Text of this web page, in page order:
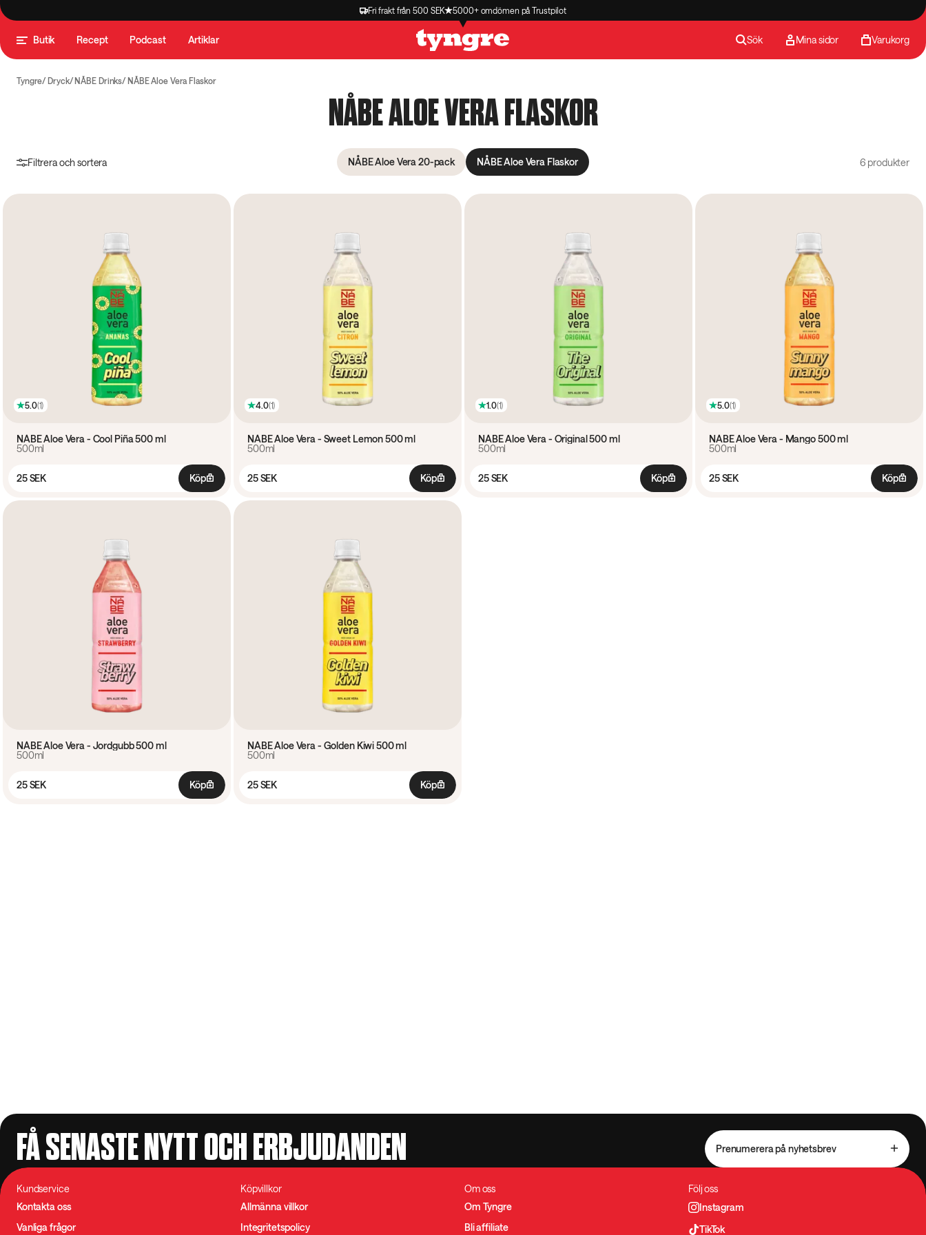
Fri frakt från 500 SEK 5000+ omdömen på Trustpilot
Butik Recept Podcast Artiklar Sök Mina sidor Varukorg
Tyngre Dryck NÅBE Drinks NÅBE Aloe Vera Flaskor
NÅBE ALOE VERA FLASKOR
NÅBE Aloe Vera 20-pack NÅBE Aloe Vera Flaskor
Filtrera och sortera 6 produkter
5.0(1)
NÅBE Aloe Vera - Cool Piña 500 ml
500ml
25 SEK Köp
4.0(1)
NÅBE Aloe Vera - Sweet Lemon 500 ml
500ml
25 SEK Köp
1.0(1)
NÅBE Aloe Vera - Original 500 ml
500ml
25 SEK Köp
5.0(1)
NÅBE Aloe Vera - Mango 500 ml
500ml
25 SEK Köp
NÅBE Aloe Vera - Jordgubb 500 ml
500ml
25 SEK Köp
NÅBE Aloe Vera - Golden Kiwi 500 ml
500ml
25 SEK Köp
FÅ SENASTE NYTT OCH ERBJUDANDEN Prenumerera på nyhetsbrev
Kundservice
Kontakta oss
Vanliga frågor
Köpvillkor
Allmänna villkor
Integritetspolicy
Om oss
Om Tyngre
Bli affiliate
Följ oss
Instagram
TikTok